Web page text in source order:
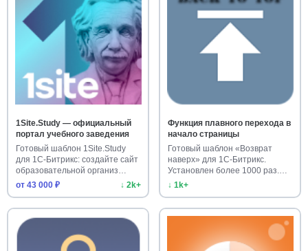
1Site.Study — официальный
портал учебного заведения
Готовый шаблон 1Site.Study
для 1С-Битрикс: создайте сайт
образовательной организ…
от 43 000 ₽
↓ 2k+
Функция плавного перехода в
начало страницы
Готовый шаблон «Возврат
наверх» для 1С-Битрикс.
Установлен более 1000 раз.
Улучш…
↓ 1k+